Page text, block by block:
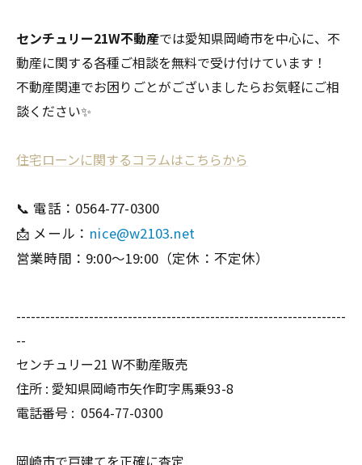
センチュリー21W不動産では愛知県岡崎市を中心に、不
動産に関する各種ご相談を無料で受け付けています！
不動産関連でお困りごとがございましたらお気軽にご相
談ください✨
住宅ローンに関するコラムはこちらから
📞 電話：0564-77-0300
📩 メール： nice@w2103.net
営業時間：9:00〜19:00（定休：不定休）
--------------------------------------------------------------------
--
センチュリー21 W不動産販売
住所 : 愛知県岡崎市矢作町字馬乗93-8
電話番号 : 0564-77-0300
岡崎市で戸建てを正確に査定